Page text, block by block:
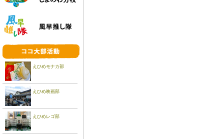
えひめモナカ部
えひめ映画部
えひめレゴ部